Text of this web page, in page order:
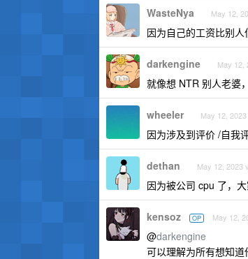
WasteNya May 12,
因为自己的工资比别人
darkengine May 12,
就像想 NTR 别人老婆
wheeler May 12,
因为涉及到评价 /自我
dethan May 12, 2023
因为被公司 cpu 了，
kensoz OP May 12,
@darkengine
可以理解为所有想知